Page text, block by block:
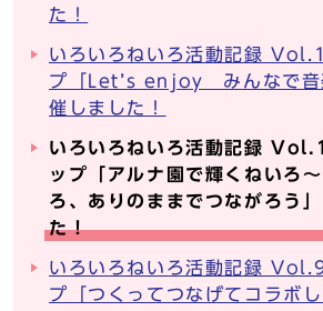
た！
いろいろねいろ活動記録
プ「Let’s enjoy みんなで音
催しました！
いろいろねいろ活動記録
ップ「アルナ園で輝くねいろ
ろ、ありのままでつながろう
た！
いろいろねいろ活動記録
プ「つくってつなげてコラボ